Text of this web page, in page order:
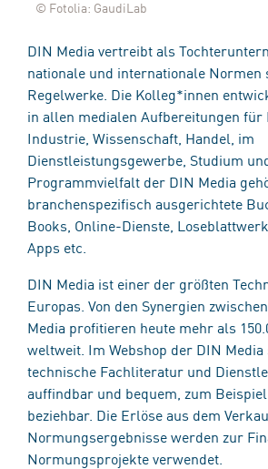
© Fotolia: GaudiLab
DIN Media vertreibt als
nationale und internationale Normen
Regelwerke. Die Kolleg*innen
in allen medialen Aufbereitungen für
Industrie, Wissenschaft, Handel, im
Dienstleistungsgewerbe, Studium
Programmvielfalt der DIN Media
branchenspezifisch ausgerichtete
Books, Online-Dienste,
Apps etc.
DIN Media ist einer der größten
Europas. Von den Synergien
Media profitieren heute mehr als
weltweit. Im Webshop der DIN Media
technische Fachliteratur und
auffindbar und bequem, zum
beziehbar. Die Erlöse aus dem
Normungsergebnisse werden zur
Normungsprojekte verwendet.